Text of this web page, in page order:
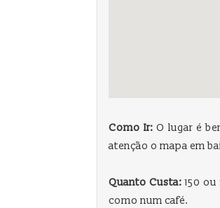
Como Ir: O lugar é
atenção o mapa em
Quanto Custa: 150
como num café.